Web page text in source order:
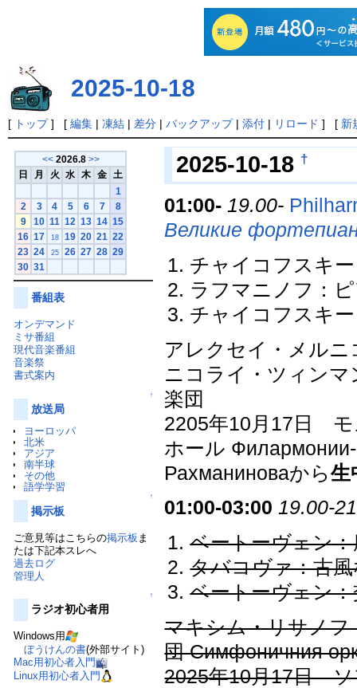
2025-10-18
[ トップ] [ 編集 | 凍結 | 差分 | バックアップ| 添付 | リロード ] [ 新
<< 2026.8 >>
日
月 火 水 木 金
土
1
2
3 4 5 6 7
8
9
10 11 12 13 14 15
16 17 18 19 20 21 22
23 24 25 26 27 28 29
30 31
番組表
オンデマンド
ミサ番組
現代音楽番組
音楽祭
書式案内
↑
放送局
ヨーロッパ
北米
アジア
南半球
その他
語学学習
↑
掲示板
ご意見等はこちらの掲示板 ま
たは下記本スレへ
過去ログ
管理人
↑
ラジオ初心者用
Windows用
ぼうけんの書(外部サイト)
Mac用初心者入門
Linux用初心者入門
2025-10-18 †
01:00- 19.00-
Великие
チャイコフスキ
ラフマニノフ：
チャイコフスキ
アレクセイ・メル
ニコライ・ツィン
楽団
2205年10月17日 モ
ホール
Рахманиноваから生
01:00-03:00 19.00-
ベートーヴェン
タバコヴァ：古
ベートーヴェン
マキシム・リサノフ
団 Симфоничния
2025年10月17日 ソ